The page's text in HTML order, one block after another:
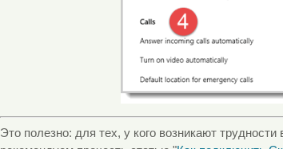
Это полезно: для тех, у кого возникают